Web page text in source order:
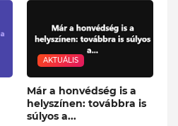
AKTUÁLIS
Már a honvédség is a
helyszínen: továbbra is
súlyos a...